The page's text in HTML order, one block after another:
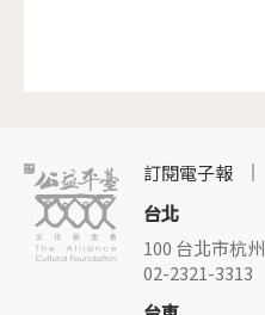
訂閱電子報
台北
100 台北市杭
02-2321-3313